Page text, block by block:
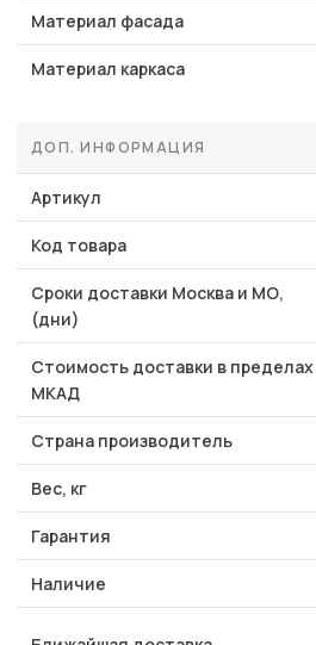
Материал фасада
Материал каркаса
ДОП. ИНФОРМАЦИЯ
Артикул
Код товара
Сроки доставки Москва и МО,
(дни)
Стоимость доставки в пределах
МКАД
Страна производитель
Вес, кг
Гарантия
Наличие